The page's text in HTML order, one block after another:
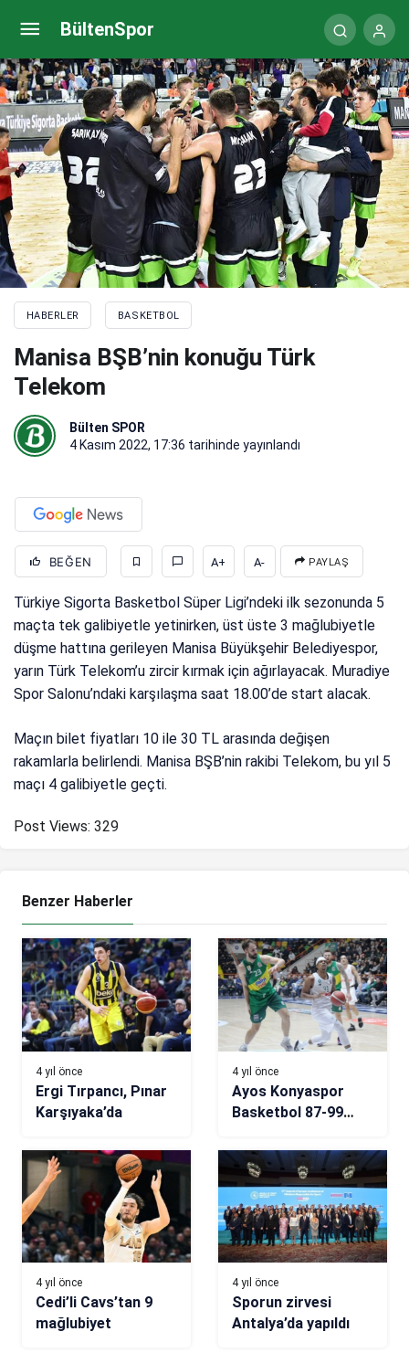
BültenSpor
HABERLER BASKETBOL
Manisa BŞB’nin konuğu Türk
Telekom
Bülten SPOR
4 Kasım 2022, 17:36 tarihinde yayınlandı
BEĞEN A+ A- PAYLAŞ
Türkiye Sigorta Basketbol Süper Ligi’ndeki ilk sezonunda 5
maçta tek galibiyetle yetinirken, üst üste 3 mağlubiyetle
düşme hattına gerileyen Manisa Büyükşehir Belediyespor,
yarın Türk Telekom’u zircir kırmak için ağırlayacak. Muradiye
Spor Salonu’ndaki karşılaşma saat 18.00’de start alacak.
Maçın bilet fiyatları 10 ile 30 TL arasında değişen
rakamlarla belirlendi. Manisa BŞB’nin rakibi Telekom, bu yıl 5
maçı 4 galibiyetle geçti.
Post Views: 329
Benzer Haberler
4 yıl önce
Ergi Tırpancı, Pınar
Karşıyaka’da
4 yıl önce
Ayos Konyaspor
Basketbol 87-99
Bursaspor
4 yıl önce
Cedi’li Cavs’tan 9
mağlubiyet
4 yıl önce
Sporun zirvesi
Antalya’da yapıldı
Aliağa Petkimspor, 3’te 3 peşinde